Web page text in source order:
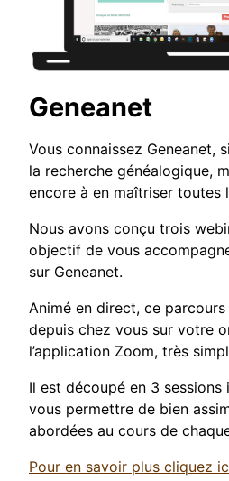
Geneanet
Vous connaissez Geneanet,
la recherche généalogique,
encore à en maîtriser toutes
Nous avons conçu trois
objectif de vous
sur Geneanet.
Animé en direct, ce
depuis chez vous sur votre
l’application Zoom, très
Il est découpé en 3
vous permettre de bien
abordées au cours de
Pour en savoir plus cliquez